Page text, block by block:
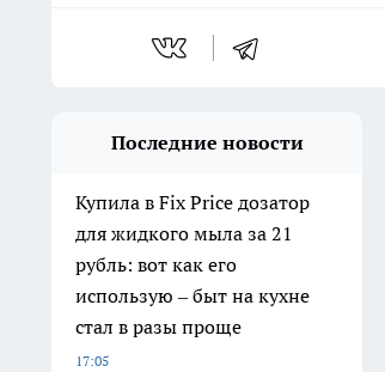
Последние новости
Купила в Fix Price дозатор
для жидкого мыла за 21
рубль: вот как его
использую – быт на кухне
стал в разы проще
17:05